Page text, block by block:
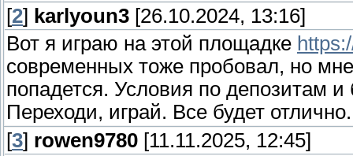
[2] karlyoun3 [26.10.2024, 13:16]
Вот я играю на этой площадке
современных тоже пробовал, но
попадется. Условия по депозитам
Переходи, играй. Все будет отлично.
[3] rowen9780 [11.11.2025, 12:45]